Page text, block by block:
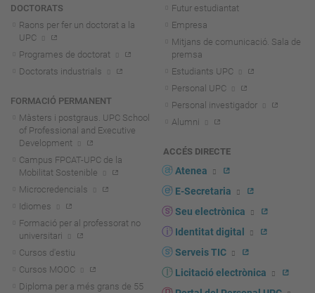
DOCTORATS
Raons per fer un doctorat a la
UPC
Programes de doctorat
Doctorats industrials
FORMACIÓ PERMANENT
Màsters i postgraus. UPC School
of Professional and Executive
Development
Campus FPCAT-UPC de la
Mobilitat Sostenible
Microcredencials
Idiomes
Formació per al professorat no
universitari
Cursos d'estiu
Cursos MOOC
Diploma per a més grans de 55
Futur estudiantat
Empresa
Mitjans de comunicació. Sala de
premsa
Estudiants UPC
Personal UPC
Personal investigador
Alumni
ACCÉS DIRECTE
Atenea
E-Secretaria
Seu electrònica
Identitat digital
Serveis TIC
Licitació electrònica